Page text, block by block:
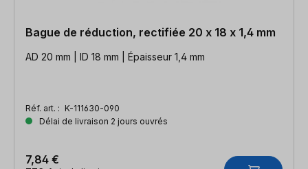
Bague de réduction, rectifiée 20 x 18 x 1,4 mm
AD 20 mm | ID 18 mm | Épaisseur 1,4 mm
Réf. art. : K-111630-090
Délai de livraison 2 jours ouvrés
7,84 €